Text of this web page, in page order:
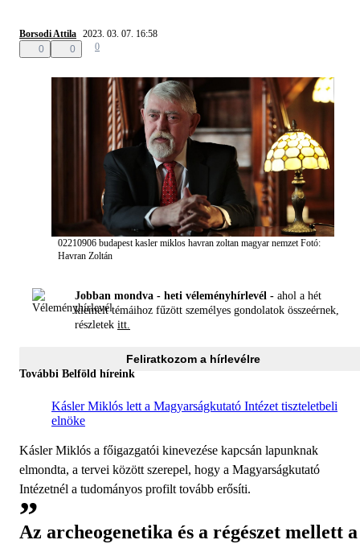
Borsodi Attila 2023. 03. 07. 16:58
0
0 0
02210906 budapest kasler miklos havran zoltan magyar nemzetFotó:
Havran Zoltán
Jobban mondva - heti véleményhírlevél - ahol a hét
kiemelt témáihoz fűzött személyes gondolatok összeérnek,
részletek itt.
Feliratkozom a hírlevélre
További Belföld híreink
Kásler Miklós lett a Magyarságkutató Intézet tiszteletbeli
elnöke
Kásler Miklós a főigazgatói kinevezése kapcsán lapunknak
elmondta, a tervei között szerepel, hogy a Magyarságkutató
Intézetnél a tudományos profilt tovább erősíti.
Az archeogenetika és a régészet mellett a